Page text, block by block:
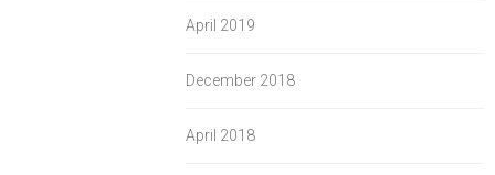
April 2019
December 2018
April 2018